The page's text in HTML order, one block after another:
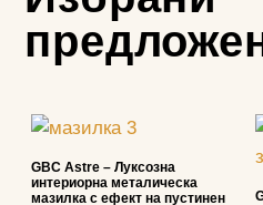
GBC Astre – Луксозна
интериорна металическа
мазилка с ефект на пустинен